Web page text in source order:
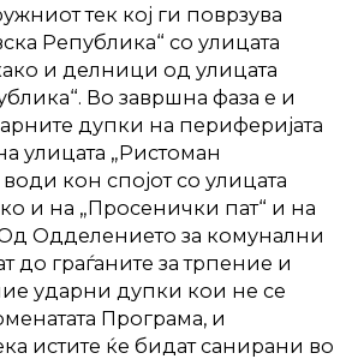
тек кој ги поврзува
Република“ со улицата
и делници од улицата
Во завршна фаза е и
дупки на периферијата
улицата „Ристоман
кон спојот со улицата
и на „Просенички пат“ и на
Одделението за комунални
до граѓаните за трпение и
ударни дупки кои не се
Програма, и
истите ќе бидат санирани во